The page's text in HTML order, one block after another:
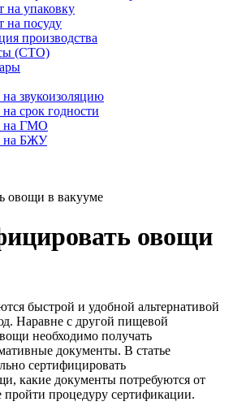
на упаковку
на посуду
производства
(СТО)
звукоизоляцию
срок годности
на ГМО
на БЖУ
овощи в вакууме
овощи
быстрой и удобной альтернативой
Наравне с другой пищевой
необходимо получать
документы. В статье
сертифицировать
какие документы потребуются от
пройти процедуру сертификации.